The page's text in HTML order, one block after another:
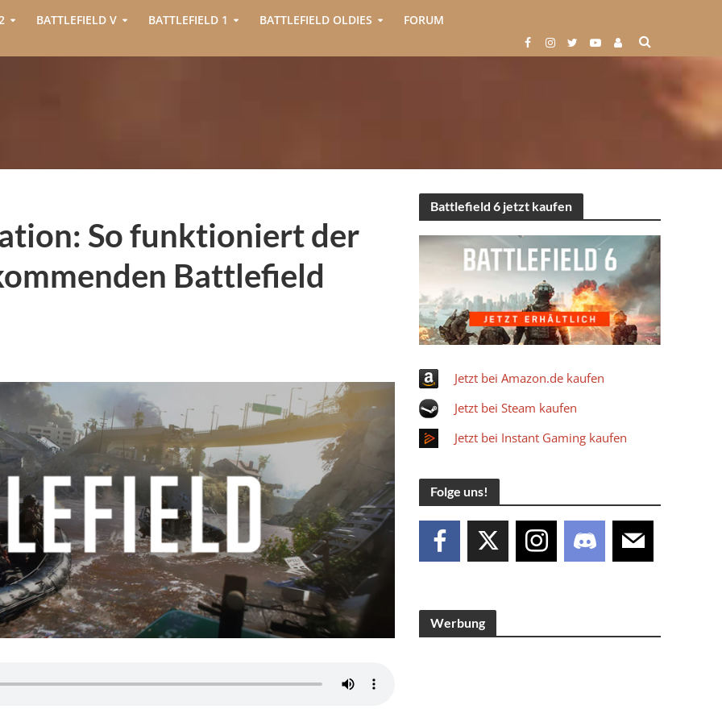
BATTLEFIELD V BATTLEFIELD 1 BATTLEFIELD OLDIES FORUM
So funktioniert der
Battlefield
Battlefield 6 jetzt kaufen
Jetzt bei Amazon.de kaufen
Jetzt bei Steam kaufen
Jetzt bei Instant Gaming kaufen
Folge uns!
Werbung